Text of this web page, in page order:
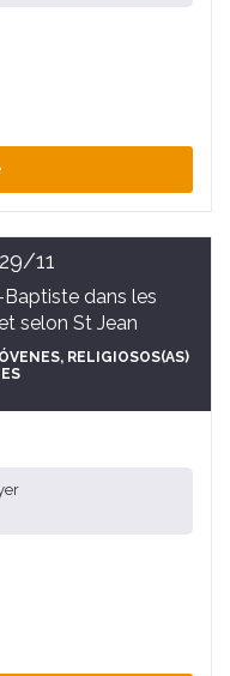
29/11
Baptiste dans les
selon St Jean
, RELIGIOSOS(AS)